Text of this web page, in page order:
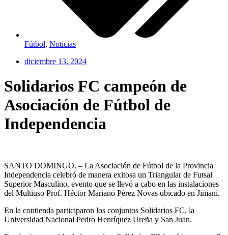
Fútbol, Noticias
diciembre 13, 2024
Solidarios FC campeón de
Asociación de Fútbol de
Independencia
SANTO DOMINGO. – La Asociación de Fútbol de la Provincia
Independencia celebró de manera exitosa un Triangular de Futsal
Superior Masculino, evento que se llevó a cabo en las instalaciones
del Multiuso Prof. Héctor Mariano Pérez Novas ubicado en Jimaní.
En la contienda participaron los conjuntos Solidarios FC, la
Universidad Nacional Pedro Henríquez Ureña y San Juan.